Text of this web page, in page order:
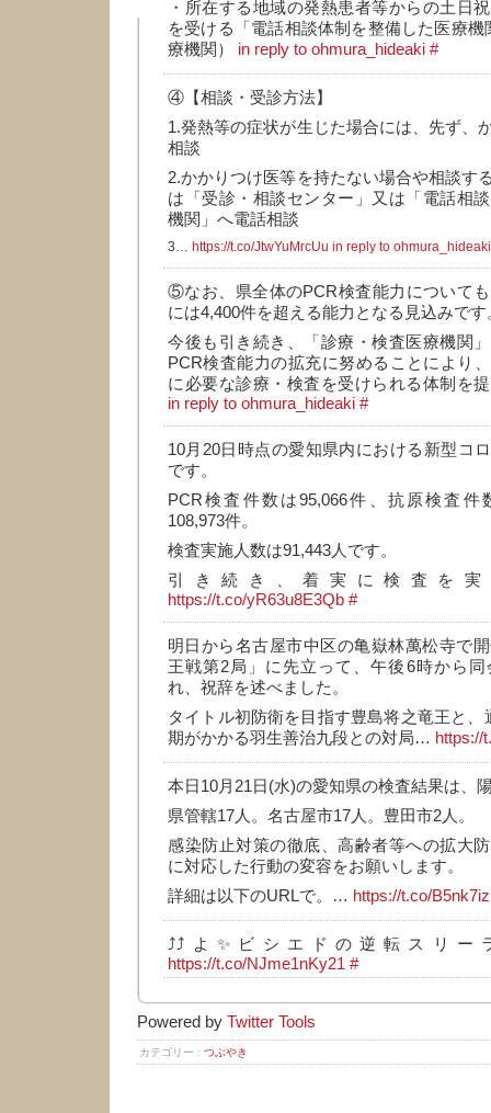
・所在する地域の発熱患者等からの土日
を受ける「電話相談体制を整備した医療
療機関） in reply to ohmura_hideaki #
④【相談・受診方法】
1.発熱等の症状が生じた場合には、先ず、
相談
2.かかりつけ医等を持たない場合や相談す
は「受診・相談センター」又は「電話相
機関」へ電話相談
3… https://t.co/JtwYuMrcUu in reply to ohmura_hideaki
⑤なお、県全体のPCR検査能力について
には4,400件を超える能力となる見込みです
今後も引き続き、「診療・検査医療機関
PCR検査能力の拡充に努めることにより
に必要な診療・検査を受けられる体制を
in reply to ohmura_hideaki #
10月20日時点の愛知県内における新型コ
です。
PCR検査件数は95,066件、抗原検査件
108,973件。
検査実施人数は91,443人です。
引き続き、着実に検査を
https://t.co/yR63u8E3Qb #
明日から名古屋市中区の亀嶽林萬松寺で
王戦第2局」に先立って、午後6時から
れ、祝辞を述べました。
タイトル初防衛を目指す豊島将之竜王と、
期がかかる羽生善治九段との対局… https://
本日10月21日(水)の愛知県の検査結果は、
県管轄17人。名古屋市17人。豊田市2人。
感染防止対策の徹底、高齢者等への拡大
に対応した行動の変容をお願いします。
詳細は以下のURLで。… https://t.co/
⤴️⤴️よ✨ビシエドの逆転スリ
https://t.co/NJme1nKy21 #
Powered by Twitter Tools
カテゴリー : つぶやき